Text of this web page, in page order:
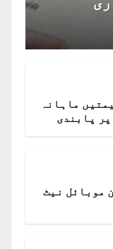
ماہانہ
پابندی
موبائل نیٹ